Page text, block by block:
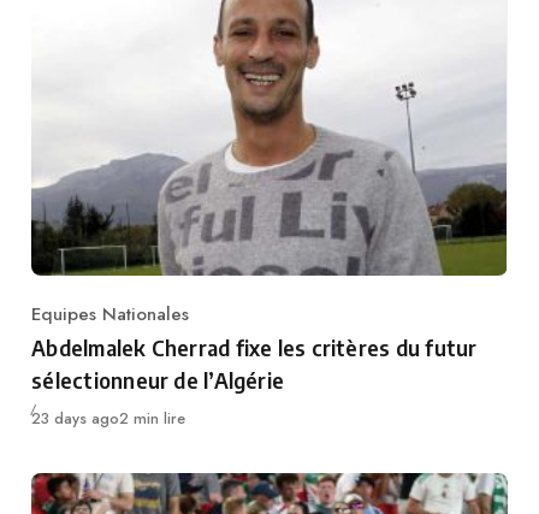
Category
Equipes Nationales
Abdelmalek Cherrad fixe les critères du futur
sélectionneur de l’Algérie
Publié
23 days ago2 min lire